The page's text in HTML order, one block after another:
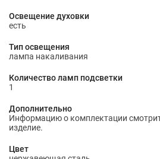
Освещение духовки
есть
Тип освещения
лампа накаливания
Количество ламп подсветки
1
Дополнительно
Информацию о комплектации
изделие.
Цвет